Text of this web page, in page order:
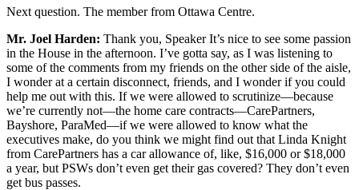
Next question. The member from Ottawa Centre.
Mr. Joel Harden: Thank you, Speaker It’s nice to see some passion
in the House in the afternoon. I’ve gotta say, as I was listening to
some of the comments from my friends on the other side of the aisle,
I wonder at a certain disconnect, friends, and I wonder if you could
help me out with this. If we were allowed to scrutinize—because
we’re currently not—the home care contracts—CarePartners,
Bayshore, ParaMed—if we were allowed to know what the
executives make, do you think we might find out that Linda Knight
from CarePartners has a car allowance of, like, $16,000 or $18,000
a year, but PSWs don’t even get their gas covered? They don’t even
get bus passes.